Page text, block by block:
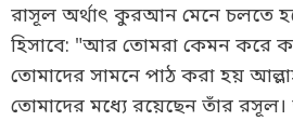
রাসূল অর্থাৎ কুরআন মেনে চলতে
হিসাবে: "আর তোমরা কেমন করে
তোমাদের সামনে পাঠ করা হয়
তোমাদের মধ্যে রয়েছেন তাঁর